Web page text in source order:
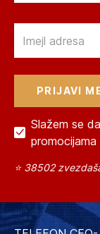
Slažem se
promocijama
⭐ 38502